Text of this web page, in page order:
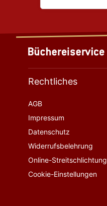
Rechtliches
AGB
Impressum
Datenschutz
Widerrufsbelehrung
Online-Streitschlichtung
Cookie-Einstellungen